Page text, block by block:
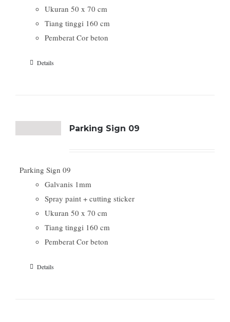
Ukuran 50 x 70 cm
Tiang tinggi 160 cm
Pemberat Cor beton
Details
Parking Sign 09
Parking Sign 09
Galvanis 1mm
Spray paint + cutting sticker
Ukuran 50 x 70 cm
Tiang tinggi 160 cm
Pemberat Cor beton
Details